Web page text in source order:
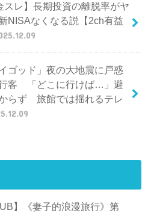
スレ】長期投資の離脱率がヤ
NISAなくなる説【2ch有益
ゴッド」夜の大地震に戸惑
客 「どこに行けば…」避
らず 旅館では揺れるテレ
】《妻子的浪漫旅行》第